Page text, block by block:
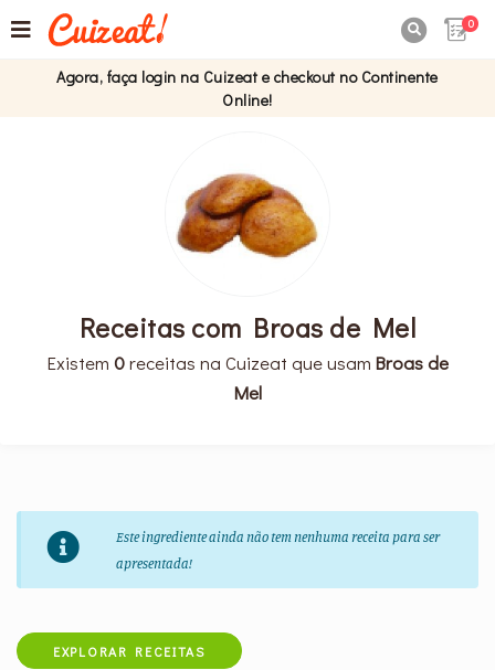
0
Agora, faça login na Cuizeat e checkout no Continente
Online!
Receitas com Broas de Mel
Existem 0receitas na Cuizeat que usam Broas de
Mel
Este ingrediente ainda não tem nenhuma receita para ser
apresentada!
EXPLORAR RECEITAS